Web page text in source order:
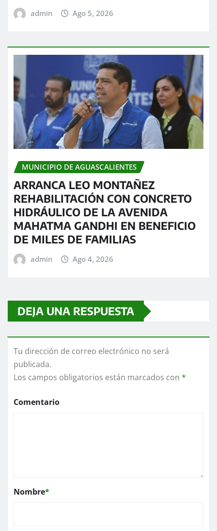
admin Ago 5, 2026
MUNICIPIO DE AGUASCALIENTES
ARRANCA LEO MONTAÑEZ
REHABILITACIÓN CON CONCRETO
HIDRÁULICO DE LA AVENIDA
MAHATMA GANDHI EN BENEFICIO
DE MILES DE FAMILIAS
admin Ago 4, 2026
DEJA UNA RESPUESTA
Tu dirección de correo electrónico no será
publicada.
Los campos obligatorios están marcados con *
Comentario
Nombre*